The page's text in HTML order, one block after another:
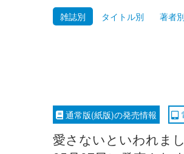
雑誌別 タイトル別 著者別
通常版(紙版)の発売情報
愛さないといわれま